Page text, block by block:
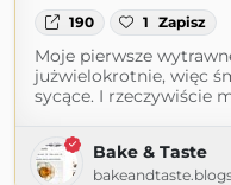
190 1 Zapisz
Moje pierwsze
jużwielokrotnie, więc
sycące. I rzeczywiście
Bake & Taste